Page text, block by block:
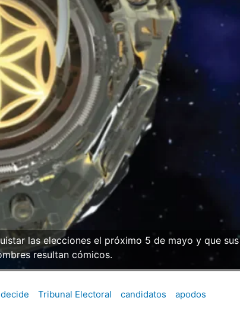
las elecciones el próximo 5 de mayo y que sus
resultan cómicos.
Tribunal Electoral candidatos apodos